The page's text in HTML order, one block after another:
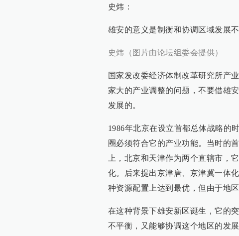
史炜：
雄安的意义是制衡和协调区域发展
史炜（图片由论坛组委会提供）
国家发改委经济体制改革研究所产
家大的产业调整的问题，不要借雄
发展的。
1986年北京在设立首都总体战略的
圈必须符合它的产业功能。当时的
上，北京和天津作为两个直辖市，
化。后来提出京津唐、京津冀一体
种资源配置上达到最优，但由于地
在这种背景下雄安新区诞生，它的
不平衡，又能够协调这个地区的发